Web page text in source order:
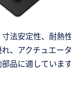
法安定性、耐熱
、アクチュエー
品に適しています